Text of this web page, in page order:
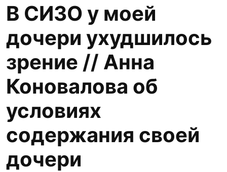
В СИЗО у моей
дочери ухудшилось
зрение // Анна
Коновалова об
условиях
содержания своей
дочери